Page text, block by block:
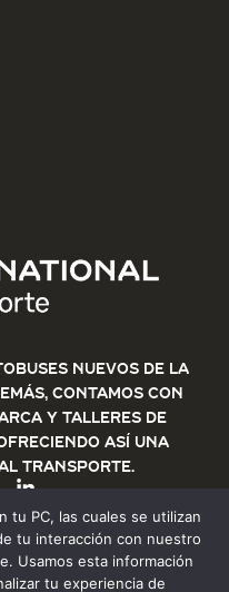
nuevos de la
contamos con
y talleres de
así una
transporte.
tu PC, las cuales se utilizan
tu interacción con nuestro
Usamos esta información
tu experiencia de